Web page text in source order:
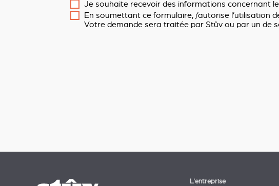
Je souhaite recevoir des informations concernant
En soumettant ce formulaire, j’autorise l’utilisation
Votre demande sera traitée par Stûv ou par un de
L'entreprise